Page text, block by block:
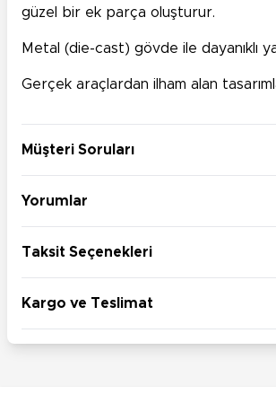
güzel bir ek parça oluşturur.
Metal (die-cast) gövde ile dayanıklı
Gerçek araçlardan ilham alan
Müşteri Soruları
Yorumlar
Taksit Seçenekleri
Kargo ve Teslimat